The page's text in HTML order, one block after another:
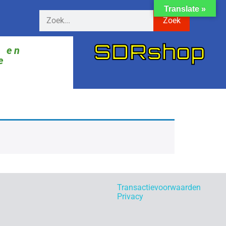
Zoek
en
SDRshop
Transactievoorwaarden
Privacy
Translate »